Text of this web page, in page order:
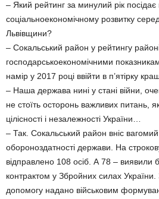
– Який рейтинг за минулий рік
соціальноекономічному розвитку
Львівщини?
– Сокальський район у рейтингу
господарськоекономічними
намір у 2017 році ввійти в п’ятірку
– Наша держава нині у стані війни,
не стоїть осторонь важливих питань,
цілісності і незалежності України…
– Так. Сокальський район вніс
обороноздатності держави. На
відправлено 108 осіб. А 78 – виявили
контрактом у Збройних силах
допомогу надано військовим